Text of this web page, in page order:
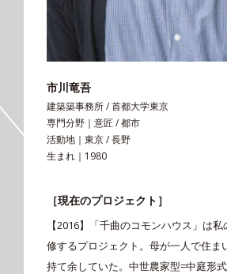
市川竜吾
建築築事務所 / 首都大学東京
専門分野｜意匠 / 都市
活動地｜東京 / 長野
生まれ｜1980
［現在のプロジェクト］
【2016】「千曲のコモンハウス」は
修するプロジェクト。母が一人で住ま
持て余していた。中世農家型=中庭形